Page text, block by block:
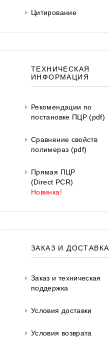
Цитирование
ТЕХНИЧЕСКАЯ
ИНФОРМАЦИЯ
Рекомендации по
постановке ПЦР (pdf)
Сравнение свойств
полимераз (pdf)
Прямая ПЦР
(Direct PCR)
Новинка!
ЗАКАЗ И ДОСТАВКА
Заказ и техническая
поддержка
Условия доставки
Условия возврата